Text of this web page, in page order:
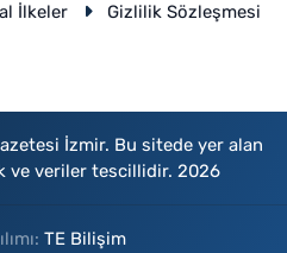
İlkeler
Gizlilik Sözleşmesi
İzmir. Bu sitede yer alan
ve veriler tescillidir. 2026
TE Bilişim